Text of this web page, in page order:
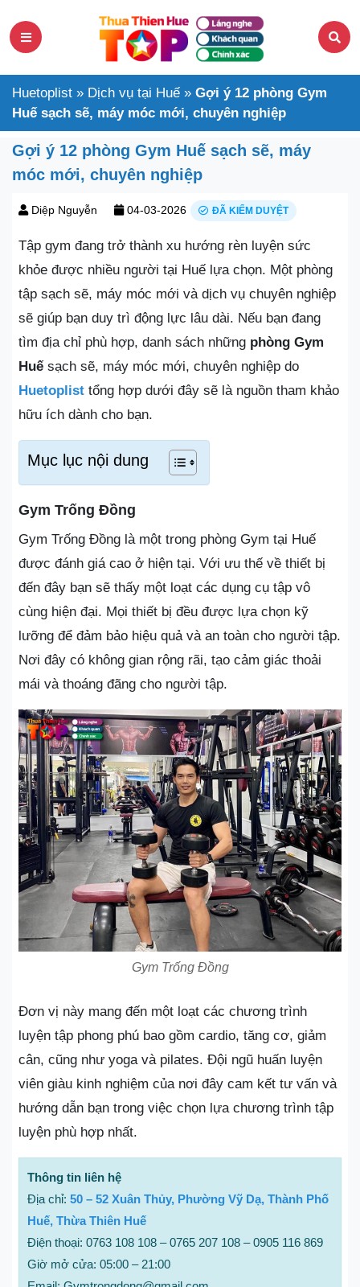
Huetoplist » Dịch vụ tại Huế » Gợi ý 12 phòng Gym
Huế sạch sẽ, máy móc mới, chuyên nghiệp
Gợi ý 12 phòng Gym Huế sạch sẽ, máy
móc mới, chuyên nghiệp
Diệp Nguyễn 04-03-2026 ĐÃ KIỂM DUYỆT
Tập gym đang trở thành xu hướng rèn luyện sức
khỏe được nhiều người tại Huế lựa chọn. Một phòng
tập sạch sẽ, máy móc mới và dịch vụ chuyên nghiệp
sẽ giúp bạn duy trì động lực lâu dài. Nếu bạn đang
tìm địa chỉ phù hợp, danh sách những phòng Gym
Huếsạch sẽ, máy móc mới, chuyên nghiệp do
Huetoplist tổng hợp dưới đây sẽ là nguồn tham khảo
hữu ích dành cho bạn.
Mục lục nội dung
Gym Trống Đồng
Gym Trống Đồng là một trong phòng Gym tại Huế
được đánh giá cao ở hiện tại. Với ưu thế về thiết bị
đến đây bạn sẽ thấy một loạt các dụng cụ tập vô
cùng hiện đại. Mọi thiết bị đều được lựa chọn kỹ
lưỡng để đảm bảo hiệu quả và an toàn cho người tập.
Nơi đây có không gian rộng rãi, tạo cảm giác thoải
mái và thoáng đãng cho người tập.
Gym Trống Đồng
Đơn vị này mang đến một loạt các chương trình
luyện tập phong phú bao gồm cardio, tăng cơ, giảm
cân, cũng như yoga và pilates. Đội ngũ huấn luyện
viên giàu kinh nghiệm của nơi đây cam kết tư vấn và
hướng dẫn bạn trong việc chọn lựa chương trình tập
luyện phù hợp nhất.
Thông tin liên hệ
Địa chỉ: 50 – 52 Xuân Thủy, Phường Vỹ Dạ, Thành Phố
Huế, Thừa Thiên Huế
Điện thoại: 0763 108 108 – 0765 207 108 – 0905 116 869
Giờ mở cửa: 05:00 – 21:00